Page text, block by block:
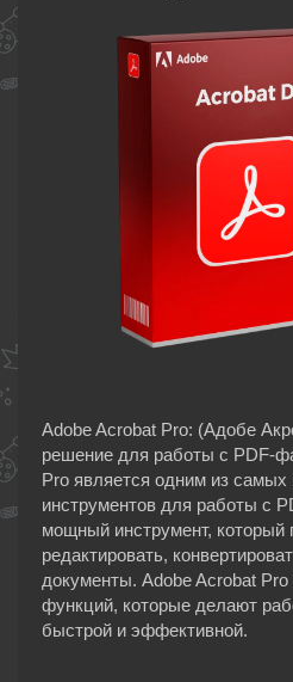
Adobe Acrobat Pro: (Адобе
решение для работы с PDF-
Pro является одним из самых
инструментов для работы с
мощный инструмент, который
редактировать,
документы. Adobe Acrobat
функций, которые делают
быстрой и эффективной.